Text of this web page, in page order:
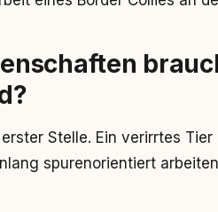
Stelle. Ein verirrtes
spurenorientiert